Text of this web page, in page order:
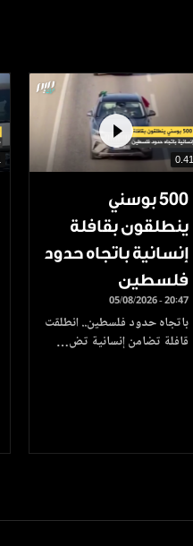
0.41
500 بوسني
ينطلقون بقافلة
إنسانية باتجاه حدود
فلسطين
05/08/2026 - 20:47
باتجاه حدود فلسطين.. انطلقت
قافلة تضامن إنسانية تض…